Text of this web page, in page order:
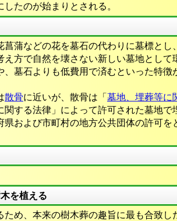
たのが始まりとされる。
蒲などの花を墓石の代わりに墓標とし
方で自然を壊さない新しい墓地として
墓石よりも低費用で済むといった特徴
散骨に近いが、散骨は「 墓地、埋葬等に
する法律」によって許可された墓地で
および市町村の地方公共団体の許可
を植える
め、本来の樹木葬の趣旨に最も合致し